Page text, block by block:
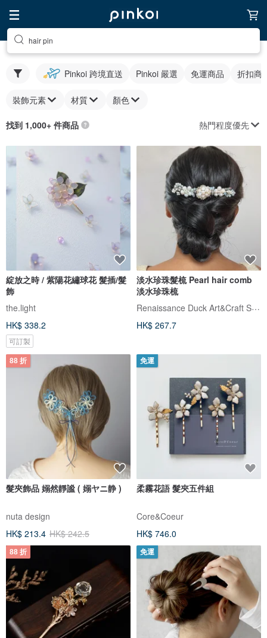
hair pin
Pinkoi 跨境直送 Pinkoi 嚴選 免運商品 折扣商
裝飾元素 材質 顏色
找到 1,000+ 件商品 熱門程度優先
綻放之時 / 紫陽花繡球花 髮插/髮
飾
the.light
HK$ 338.2
可訂製
淡水珍珠髮梳 Pearl hair comb
淡水珍珠梳
Renaissance Duck Art&Craft Studio
HK$ 267.7
88 折
髮夾飾品 嫋然靜謐 ( 嫋ヤニ静 )
nuta design
HK$ 213.4 HK$ 242.5
免運
柔霧花語 髮夾五件組
Core&Coeur
HK$ 746.0
88 折 免運